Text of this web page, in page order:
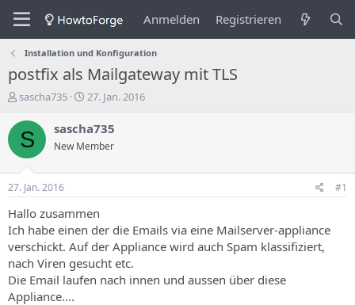
Anmelden Registrieren
Installation und Konfiguration
postfix als Mailgateway mit TLS
E
s
t
e
l
e
r
d
e
s
T
h
e
sascha735
E
s
e
n
s
d
a
t
27. Jan. 2016
S sascha735
New Member
27. Jan. 2016 #1
Hallo zusammen
Ich habe einen der die Emails via eine Mailserver-appliance
verschickt. Auf der Appliance wird auch Spam klassifiziert,
nach Viren gesucht etc.
Die Email laufen nach innen und aussen über diese
Appliance....